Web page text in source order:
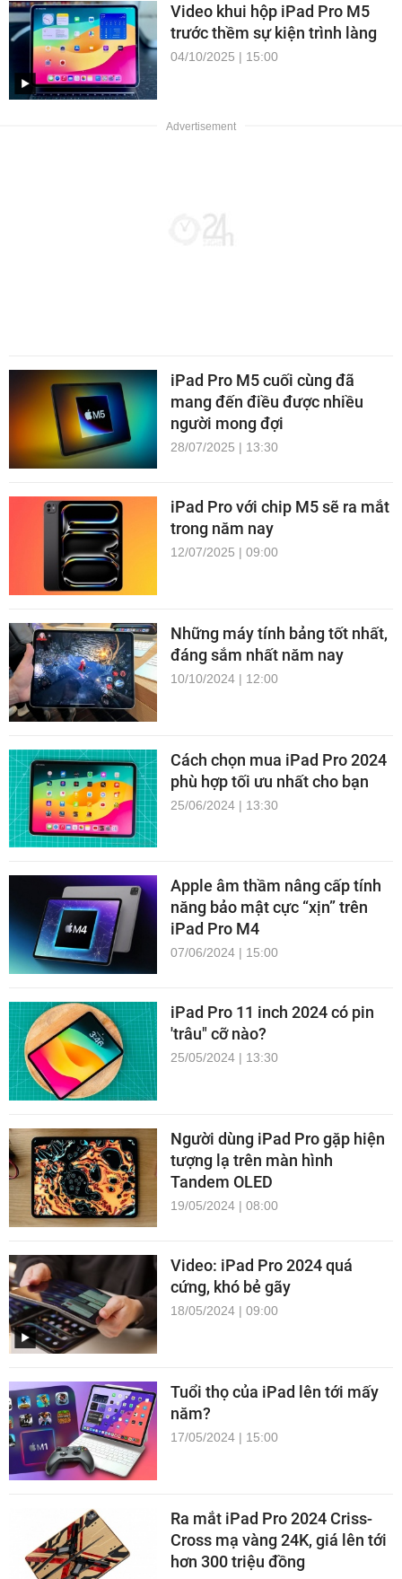
Video khui hộp iPad Pro M5
trước thềm sự kiện trình làng
04/10/2025 | 15:00
iPad Pro M5 cuối cùng đã
mang đến điều được nhiều
người mong đợi
28/07/2025 | 13:30
iPad Pro với chip M5 sẽ ra mắt
trong năm nay
12/07/2025 | 09:00
Những máy tính bảng tốt nhất,
đáng sắm nhất năm nay
10/10/2024 | 12:00
Cách chọn mua iPad Pro 2024
phù hợp tối ưu nhất cho bạn
25/06/2024 | 13:30
Apple âm thầm nâng cấp tính
năng bảo mật cực “xịn” trên
iPad Pro M4
07/06/2024 | 15:00
iPad Pro 11 inch 2024 có pin
'trâu" cỡ nào?
25/05/2024 | 13:30
Người dùng iPad Pro gặp hiện
tượng lạ trên màn hình
Tandem OLED
19/05/2024 | 08:00
Video: iPad Pro 2024 quá
cứng, khó bẻ gãy
18/05/2024 | 09:00
Tuổi thọ của iPad lên tới mấy
năm?
17/05/2024 | 15:00
Ra mắt iPad Pro 2024 Criss-
Cross mạ vàng 24K, giá lên tới
hơn 300 triệu đồng